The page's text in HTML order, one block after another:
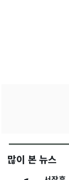
많이 본 뉴스